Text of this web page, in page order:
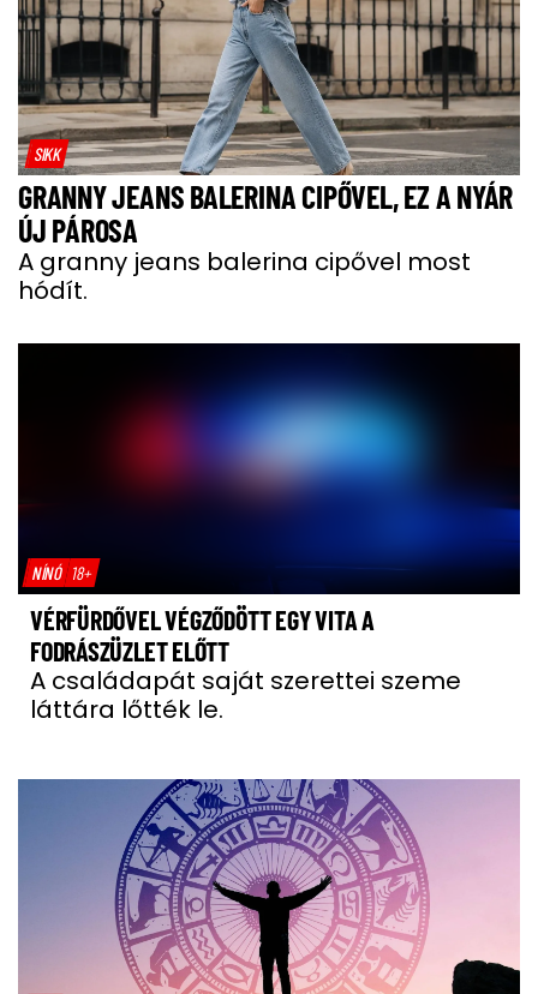
SIKK
GRANNY JEANS BALERINA CIPŐVEL, EZ A NYÁR
ÚJ PÁROSA
A granny jeans balerina cipővel most
hódít.
NÍNÓ 18+
VÉRFÜRDŐVEL VÉGZŐDÖTT EGY VITA A
FODRÁSZÜZLET ELŐTT
A családapát saját szerettei szeme
láttára lőtték le.